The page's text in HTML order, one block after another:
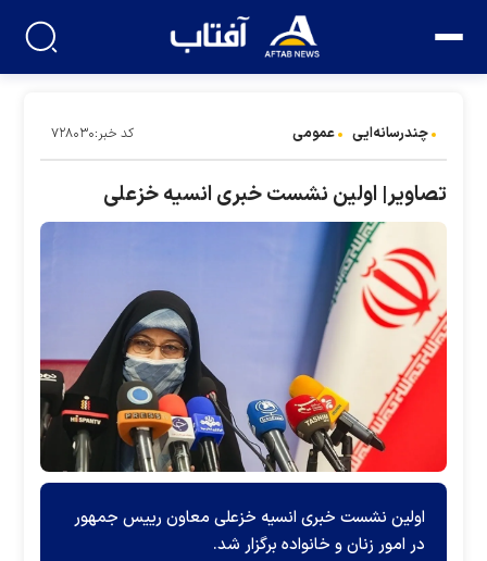
چندرسانه‌ایی عمومی کد خبر:۷۲۸۰۳۰
تصاویر| اولین نشست خبری انسیه خزعلی
اولین نشست خبری انسیه خزعلی معاون رییس جمهور
در امور زنان و خانواده برگزار شد.